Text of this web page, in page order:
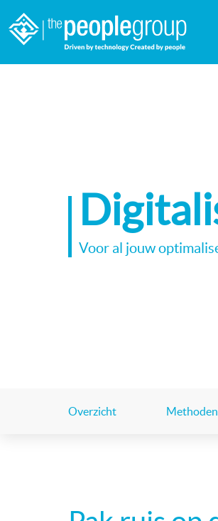
Voor al jouw
Overzicht Methoden